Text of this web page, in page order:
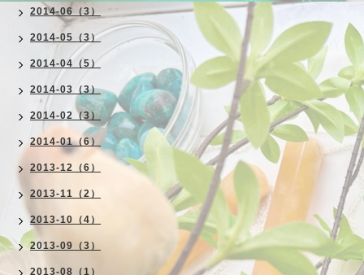
2014-06（3）
2014-05（3）
2014-04（5）
2014-03（3）
2014-02（3）
2014-01（6）
2013-12（6）
2013-11（2）
2013-10（4）
2013-09（3）
2013-08（1）